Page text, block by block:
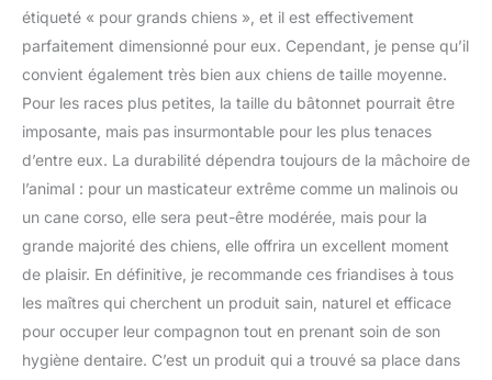
étiqueté « pour grands chiens », et il est effectivement
parfaitement dimensionné pour eux. Cependant, je pense qu’il
convient également très bien aux chiens de taille moyenne.
Pour les races plus petites, la taille du bâtonnet pourrait être
imposante, mais pas insurmontable pour les plus tenaces
d’entre eux. La durabilité dépendra toujours de la mâchoire de
l’animal : pour un masticateur extrême comme un malinois ou
un cane corso, elle sera peut-être modérée, mais pour la
grande majorité des chiens, elle offrira un excellent moment
de plaisir. En définitive, je recommande ces friandises à tous
les maîtres qui cherchent un produit sain, naturel et efficace
pour occuper leur compagnon tout en prenant soin de son
hygiène dentaire. C’est un produit qui a trouvé sa place dans